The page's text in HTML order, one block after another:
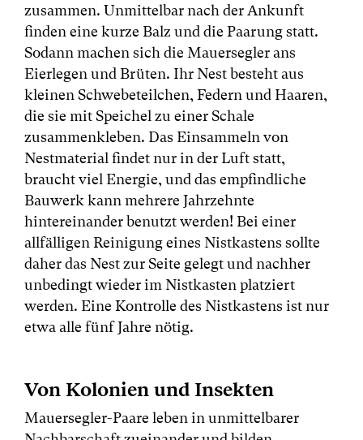
zusammen. Unmittelbar nach der Ankunft
finden eine kurze Balz und die Paarung statt.
Sodann machen sich die Mauersegler ans
Eierlegen und Brüten. Ihr Nest besteht aus
kleinen Schwebeteilchen, Federn und Haaren,
die sie mit Speichel zu einer Schale
zusammenkleben. Das Einsammeln von
Nestmaterial findet nur in der Luft statt,
braucht viel Energie, und das empfindliche
Bauwerk kann mehrere Jahrzehnte
hintereinander benutzt werden! Bei einer
allfälligen Reinigung eines Nistkastens sollte
daher das Nest zur Seite gelegt und nachher
unbedingt wieder im Nistkasten platziert
werden. Eine Kontrolle des Nistkastens ist nur
etwa alle fünf Jahre nötig.
Von Kolonien und Insekten
Mauersegler-Paare leben in unmittelbarer